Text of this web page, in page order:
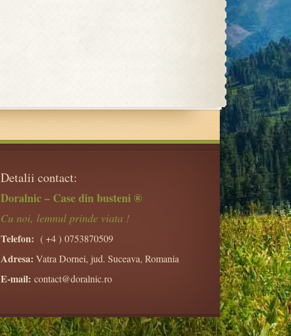
Detalii contact:
Doralnic – Case din busteni ®
Cu noi, lemnul prinde viata !
Telefon: ( +4 ) 0753870509
Adresa: Vatra Dornei, jud. Suceava, Romania
E-mail: contact@doralnic.ro